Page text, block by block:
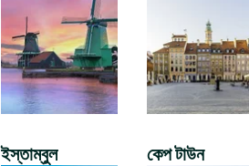
ইস্তাম্বুল কেপ টাউন